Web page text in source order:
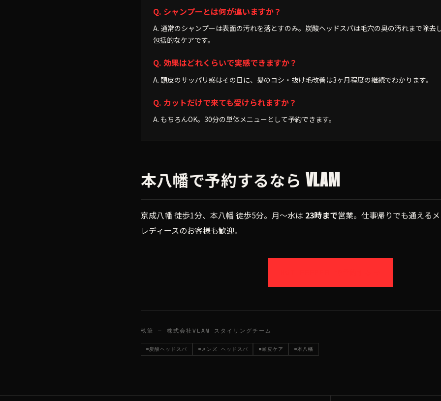
Q. シャンプーとは何が違いますか？
A. 通常のシャンプーは表面の汚れを落とすのみ。炭酸ヘッドスパは毛穴の奥の汚れまで除去
包括的なケアです。
Q. 効果はどれくらいで実感できますか？
A. 頭皮のサッパリ感はその日に、髪のコシ・抜け毛改善は3ヶ月程度の継続でわかります。
Q. カットだけで来ても受けられますか？
A. もちろんOK。30分の単体メニューとして予約できます。
本八幡で予約するなら VLAM
京成八幡 徒歩1分、本八幡 徒歩5分。月〜水は 23時まで営業。仕事帰りでも通える
レディースのお客様も歓迎。
執筆 — 株式会社VLAM スタイリングチーム
#炭酸ヘッドスパ #メンズ ヘッドスパ #頭皮ケア #本八幡